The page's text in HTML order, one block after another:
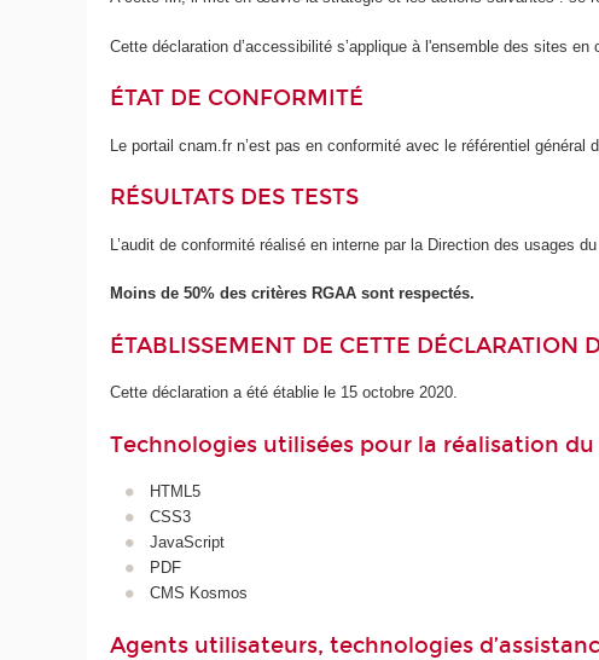
Cette déclaration d’accessibilité s’applique à l'ensemble des sites en
ÉTAT DE CONFORMITÉ
Le portail cnam.fr n’est pas en conformité avec le référentiel
RÉSULTATS DES TESTS
L’audit de conformité réalisé en interne par la Direction des usages
Moins de 50% des critères RGAA sont respectés.
ÉTABLISSEMENT DE CETTE DÉCLARATION
Cette déclaration a été établie le 15 octobre 2020.
Technologies utilisées pour la réalisation
HTML5
CSS3
JavaScript
PDF
CMS Kosmos
Agents utilisateurs, technologies